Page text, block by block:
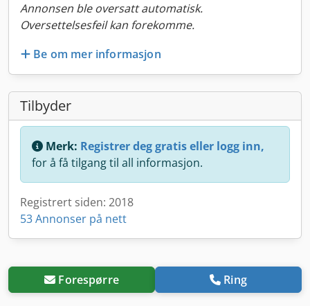
Annonsen ble oversatt automatisk.
Oversettelsesfeil kan forekomme.
Be om mer informasjon
Tilbyder
Merk: Registrer deg gratis eller logg inn,
for å få tilgang til all informasjon.
Registrert siden: 2018
53 Annonser på nett
Forespørre Ring